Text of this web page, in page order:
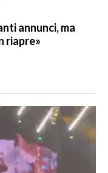
annunci, ma
riapre»